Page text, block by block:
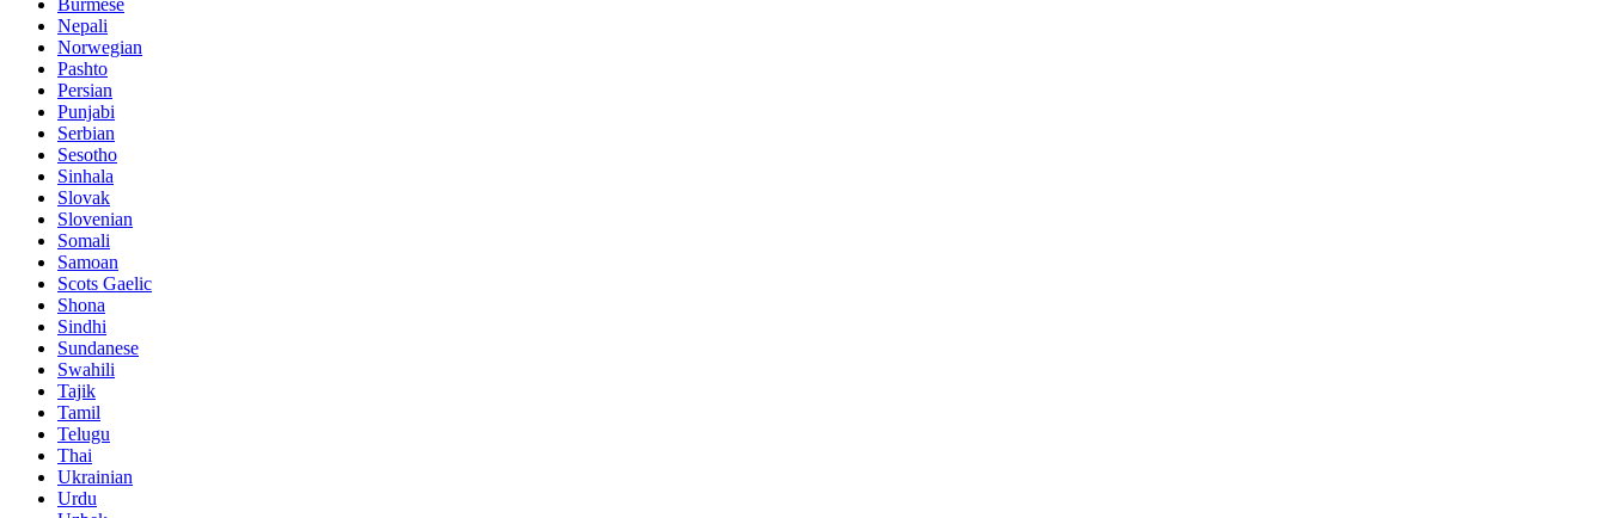
Nepali
Norwegian
Pashto
Persian
Punjabi
Serbian
Sesotho
Sinhala
Slovak
Slovenian
Somali
Samoan
Scots Gaelic
Shona
Sindhi
Sundanese
Swahili
Tajik
Tamil
Telugu
Thai
Ukrainian
Urdu